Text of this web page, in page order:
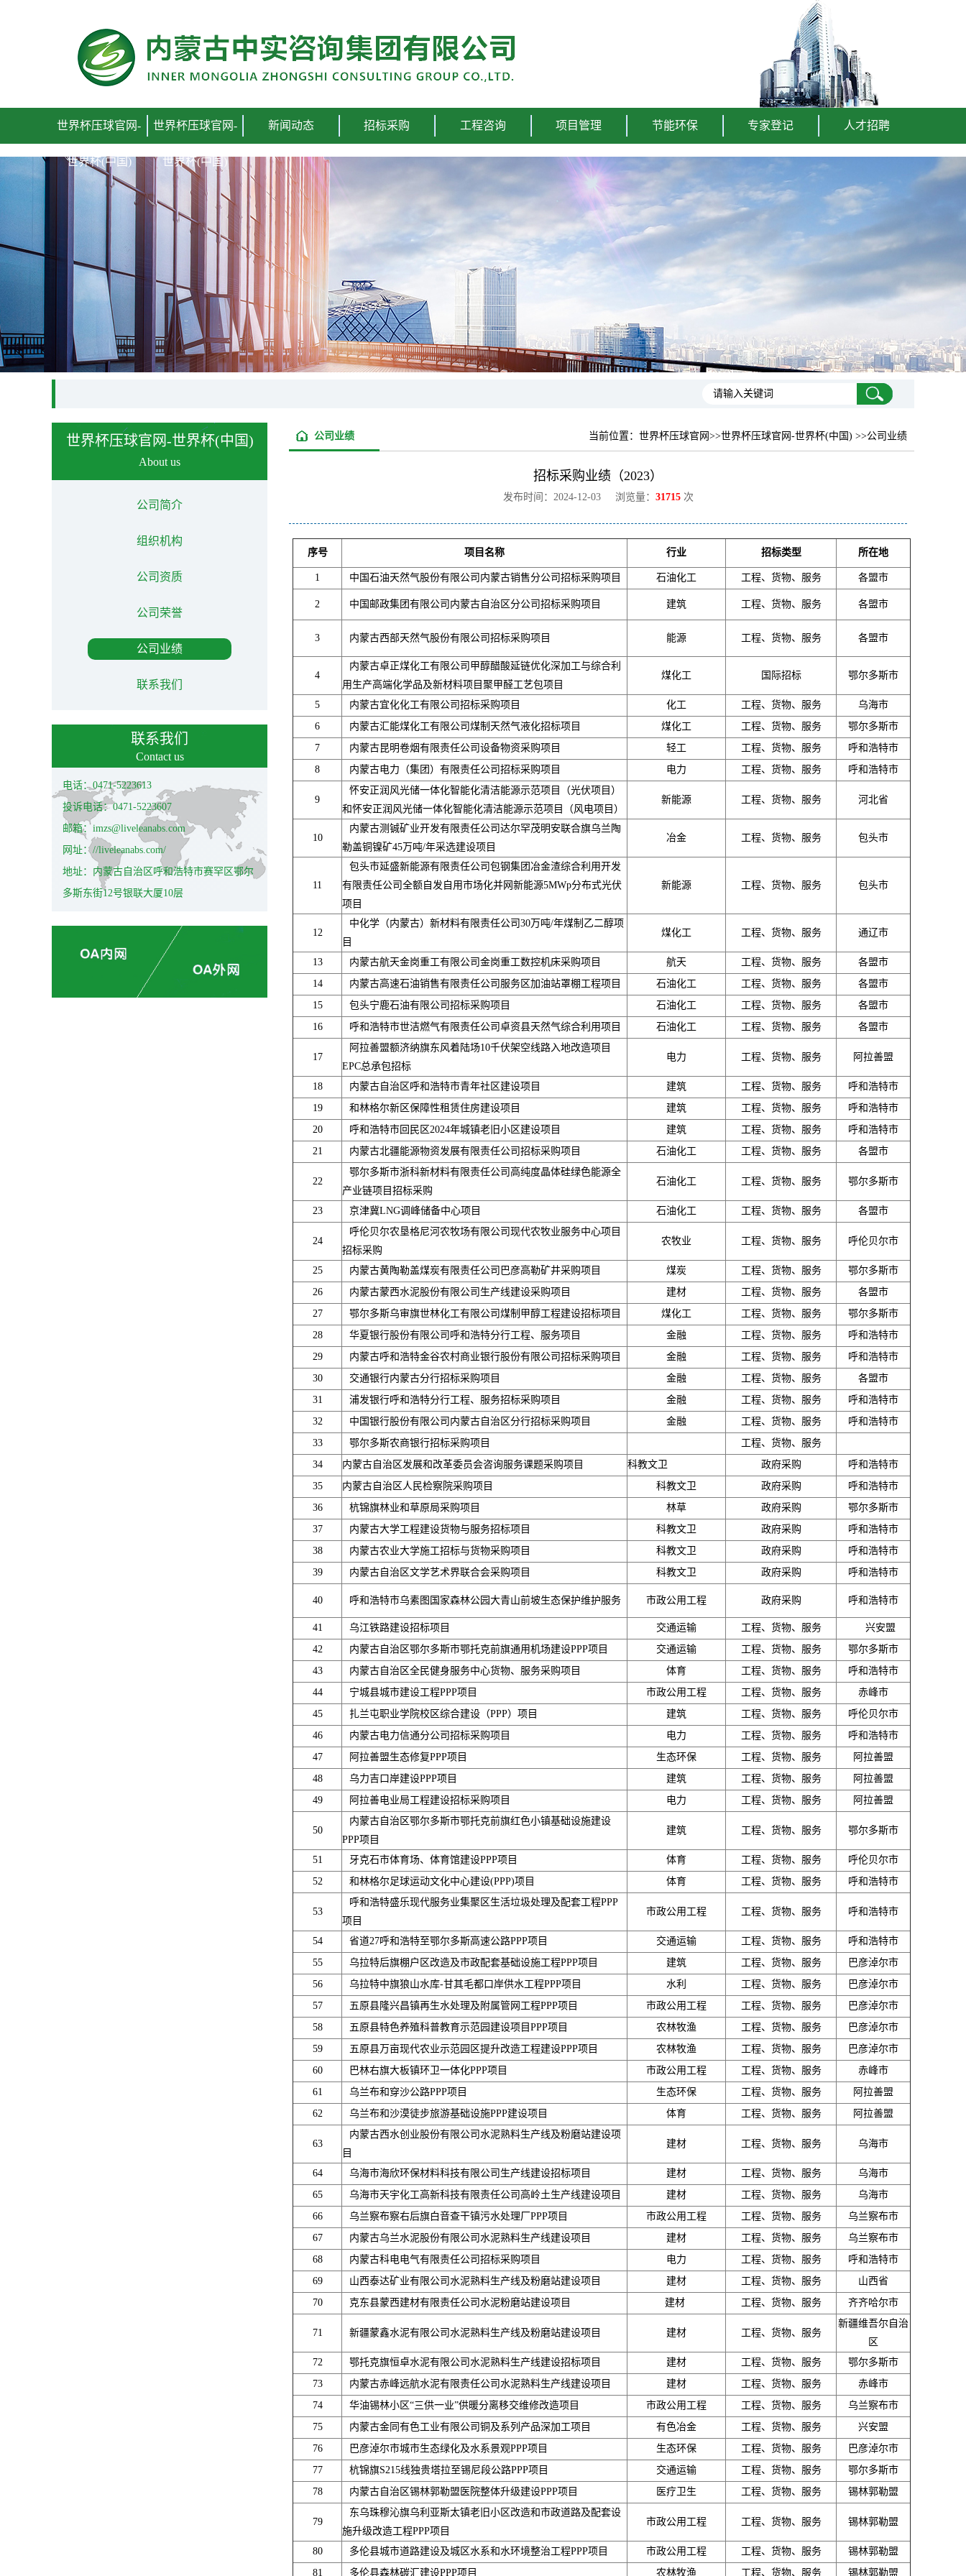
世界杯压球官网-
世界杯(中国)
世界杯压球官网-
世界杯(中国)
新闻动态 招标采购 工程咨询 项目管理 节能环保 专家登记 人才招聘
世界杯压球官网-世界杯(中国)
About us
公司简介
组织机构
公司资质
公司荣誉
公司业绩
联系我们
联系我们
Contact us
电话：0471-5223613
投诉电话：0471-5223607
邮箱：imzs@liveleanabs.com
网址：//liveleanabs.com/
地址：内蒙古自治区呼和浩特市赛罕区鄂尔
多斯东街12号银联大厦10层
当前位置： 世界杯压球官网 >>世界杯压球官网-世界杯(中国) >>公司业绩
公司业绩
招标采购业绩（2023）
发布时间：2024-12-03 浏览量： 31715次
序号 项目名称 行业 招标类型 所在地
1 中国石油天然气股份有限公司内蒙古销售分公司招标采购项目 石油化工 工程、货物、服务 各盟市
2 中国邮政集团有限公司内蒙古自治区分公司招标采购项目 建筑 工程、货物、服务 各盟市
3 内蒙古西部天然气股份有限公司招标采购项目 能源 工程、货物、服务 各盟市
4
内蒙古卓正煤化工有限公司甲醇醋酸延链优化深加工与综合利
用生产高端化学品及新材料项目聚甲醛工艺包项目
煤化工 国际招标 鄂尔多斯市
5 内蒙古宜化化工有限公司招标采购项目 化工 工程、货物、服务
乌海市
6
内蒙古汇能煤化工有限公司煤制天然气液化招标项目 煤化工 工程、货物、服务
鄂尔多斯市
7
内蒙古昆明卷烟有限责任公司设备物资采购项目 轻工 工程、货物、服务
呼和浩特市
8
内蒙古电力（集团）有限责任公司招标采购项目 电力 工程、货物、服务 呼和浩特市
9
怀安正润风光储一体化智能化清洁能源示范项目（光伏项目）
和怀安正润风光储一体化智能化清洁能源示范项目（风电项目）
新能源 工程、货物、服务 河北省
10
内蒙古测铖矿业开发有限责任公司达尔罕茂明安联合旗乌兰陶
勒盖铜镍矿45万吨/年采选建设项目
冶金 工程、货物、服务 包头市
11
包头市延盛新能源有限责任公司包钢集团冶金渣综合利用开发
有限责任公司全额自发自用市场化并网新能源5MWp分布式光伏
项目
新能源 工程、货物、服务 包头市
12
中化学（内蒙古）新材料有限责任公司30万吨/年煤制乙二醇项
目
煤化工 工程、货物、服务 通辽市
13 内蒙古航天金岗重工有限公司金岗重工数控机床采购项目 航天 工程、货物、服务
各盟市
14
内蒙古高速石油销售有限责任公司服务区加油站罩棚工程项目 石油化工 工程、货物、服务
各盟市
15
包头宁鹿石油有限公司招标采购项目 石油化工 工程、货物、服务
各盟市
16
呼和浩特市世洁燃气有限责任公司卓资县天然气综合利用项目 石油化工 工程、货物、服务 各盟市
17
阿拉善盟额济纳旗东风着陆场10千伏架空线路入地改造项目
EPC总承包招标
电力 工程、货物、服务 阿拉善盟
18 内蒙古自治区呼和浩特市青年社区建设项目 建筑 工程、货物、服务
呼和浩特市
19
和林格尔新区保障性租赁住房建设项目 建筑 工程、货物、服务
呼和浩特市
20
呼和浩特市回民区2024年城镇老旧小区建设项目 建筑 工程、货物、服务
呼和浩特市
21
内蒙古北疆能源物资发展有限责任公司招标采购项目 石油化工 工程、货物、服务 各盟市
22
鄂尔多斯市浙科新材料有限责任公司高纯度晶体硅绿色能源全
产业链项目招标采购
石油化工 工程、货物、服务 鄂尔多斯市
23 京津冀LNG调峰储备中心项目 石油化工 工程、货物、服务 各盟市
24
呼伦贝尔农垦格尼河农牧场有限公司现代农牧业服务中心项目
招标采购
农牧业 工程、货物、服务 呼伦贝尔市
25 内蒙古黄陶勒盖煤炭有限责任公司巴彦高勒矿井采购项目 煤炭 工程、货物、服务
鄂尔多斯市
26
内蒙古蒙西水泥股份有限公司生产线建设采购项目 建材 工程、货物、服务
各盟市
27
鄂尔多斯乌审旗世林化工有限公司煤制甲醇工程建设招标项目 煤化工 工程、货物、服务
鄂尔多斯市
28
华夏银行股份有限公司呼和浩特分行工程、服务项目 金融 工程、货物、服务
呼和浩特市
29
内蒙古呼和浩特金谷农村商业银行股份有限公司招标采购项目 金融 工程、货物、服务
呼和浩特市
30
交通银行内蒙古分行招标采购项目 金融 工程、货物、服务
各盟市
31
浦发银行呼和浩特分行工程、服务招标采购项目 金融 工程、货物、服务
呼和浩特市
32
中国银行股份有限公司内蒙古自治区分行招标采购项目 金融 工程、货物、服务
呼和浩特市
33
鄂尔多斯农商银行招标采购项目
工程、货物、服务
34
内蒙古自治区发展和改革委员会咨询服务课题采购项目 科教文卫 政府采购
呼和浩特市
35
内蒙古自治区人民检察院采购项目 科教文卫 政府采购
呼和浩特市
36
杭锦旗林业和草原局采购项目 林草 政府采购
鄂尔多斯市
37
内蒙古大学工程建设货物与服务招标项目 科教文卫 政府采购
呼和浩特市
38
内蒙古农业大学施工招标与货物采购项目 科教文卫 政府采购
呼和浩特市
39
内蒙古自治区文学艺术界联合会采购项目 科教文卫 政府采购 呼和浩特市
40 呼和浩特市乌素图国家森林公园大青山前坡生态保护维护服务 市政公用工程 政府采购 呼和浩特市
41 乌江铁路建设招标项目 交通运输 工程、货物、服务
兴安盟
42
内蒙古自治区鄂尔多斯市鄂托克前旗通用机场建设PPP项目 交通运输 工程、货物、服务
鄂尔多斯市
43
内蒙古自治区全民健身服务中心货物、服务采购项目 体育 工程、货物、服务
呼和浩特市
44
宁城县城市建设工程PPP项目 市政公用工程 工程、货物、服务
赤峰市
45
扎兰屯职业学院校区综合建设（PPP）项目 建筑 工程、货物、服务
呼伦贝尔市
46
内蒙古电力信通分公司招标采购项目 电力 工程、货物、服务
呼和浩特市
47
阿拉善盟生态修复PPP项目 生态环保 工程、货物、服务
阿拉善盟
48
乌力吉口岸建设PPP项目 建筑 工程、货物、服务
阿拉善盟
49
阿拉善电业局工程建设招标采购项目 电力 工程、货物、服务 阿拉善盟
50
内蒙古自治区鄂尔多斯市鄂托克前旗红色小镇基础设施建设
PPP项目
建筑 工程、货物、服务 鄂尔多斯市
51 牙克石市体育场、体育馆建设PPP项目 体育 工程、货物、服务
呼伦贝尔市
52
和林格尔足球运动文化中心建设(PPP)项目 体育 工程、货物、服务 呼和浩特市
53
呼和浩特盛乐现代服务业集聚区生活垃圾处理及配套工程PPP
项目
市政公用工程 工程、货物、服务 呼和浩特市
54 省道27呼和浩特至鄂尔多斯高速公路PPP项目 交通运输 工程、货物、服务
呼和浩特市
55
乌拉特后旗棚户区改造及市政配套基础设施工程PPP项目 建筑 工程、货物、服务
巴彦淖尔市
56
乌拉特中旗狼山水库-甘其毛都口岸供水工程PPP项目 水利 工程、货物、服务
巴彦淖尔市
57
五原县隆兴昌镇再生水处理及附属管网工程PPP项目 市政公用工程 工程、货物、服务
巴彦淖尔市
58
五原县特色养殖科普教育示范园建设项目PPP项目 农林牧渔 工程、货物、服务
巴彦淖尔市
59
五原县万亩现代农业示范园区提升改造工程建设PPP项目 农林牧渔 工程、货物、服务
巴彦淖尔市
60
巴林右旗大板镇环卫一体化PPP项目 市政公用工程 工程、货物、服务
赤峰市
61
乌兰布和穿沙公路PPP项目 生态环保 工程、货物、服务
阿拉善盟
62
乌兰布和沙漠徒步旅游基础设施PPP建设项目 体育 工程、货物、服务 阿拉善盟
63
内蒙古西水创业股份有限公司水泥熟料生产线及粉磨站建设项
目
建材 工程、货物、服务 乌海市
64 乌海市海欣环保材料科技有限公司生产线建设招标项目 建材 工程、货物、服务
乌海市
65
乌海市天宇化工高新科技有限责任公司高岭土生产线建设项目 建材 工程、货物、服务
乌海市
66
乌兰察布察右后旗白音查干镇污水处理厂PPP项目 市政公用工程 工程、货物、服务
乌兰察布市
67
内蒙古乌兰水泥股份有限公司水泥熟料生产线建设项目 建材 工程、货物、服务
乌兰察布市
68
内蒙古科电电气有限责任公司招标采购项目 电力 工程、货物、服务
呼和浩特市
69
山西泰达矿业有限公司水泥熟料生产线及粉磨站建设项目 建材 工程、货物、服务
山西省
70
克东县蒙西建材有限责任公司水泥粉磨站建设项目 建材 工程、货物、服务 齐齐哈尔市
71 新疆蒙鑫水泥有限公司水泥熟料生产线及粉磨站建设项目 建材 工程、货物、服务
新疆维吾尔自治
区
72
鄂托克旗恒卓水泥有限公司水泥熟料生产线建设招标项目 建材 工程、货物、服务
鄂尔多斯市
73
内蒙古赤峰远航水泥有限责任公司水泥熟料生产线建设项目 建材 工程、货物、服务
赤峰市
74
华油锡林小区“三供一业”供暖分离移交维修改造项目 市政公用工程 工程、货物、服务
乌兰察布市
75
内蒙古金同有色工业有限公司铜及系列产品深加工项目 有色冶金 工程、货物、服务
兴安盟
76
巴彦淖尔市城市生态绿化及水系景观PPP项目 生态环保 工程、货物、服务
巴彦淖尔市
77
杭锦旗S215线独贵塔拉至锡尼段公路PPP项目 交通运输 工程、货物、服务
鄂尔多斯市
78
内蒙古自治区锡林郭勒盟医院整体升级建设PPP项目 医疗卫生 工程、货物、服务 锡林郭勒盟
79
东乌珠穆沁旗乌利亚斯太镇老旧小区改造和市政道路及配套设
施升级改造工程PPP项目
市政公用工程 工程、货物、服务 锡林郭勒盟
80 多伦县城市道路建设及城区水系和水环境整治工程PPP项目 市政公用工程 工程、货物、服务
锡林郭勒盟
81
多伦县森林碳汇建设PPP项目 农林牧渔 工程、货物、服务 锡林郭勒盟